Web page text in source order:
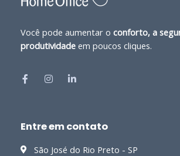
Você pode aumentar o conforto, a
produtividade em poucos cliques.
Entre em contato
São José do Rio Preto - SP